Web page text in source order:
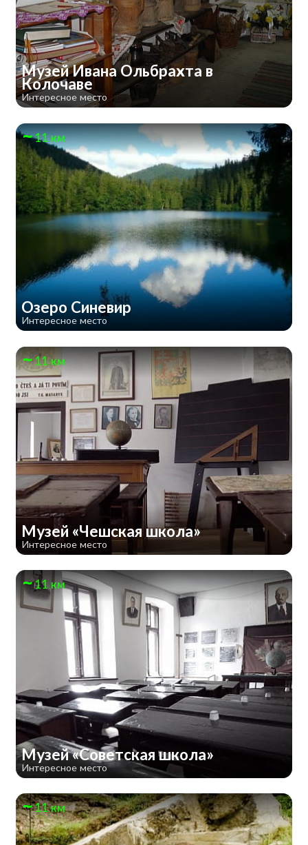
Музей Ивана Ольбрахта в
Колочаве
Интересное место
11 км
Озеро Синевир
Интересное место
11 км
Музей «Чешская школа»
Интересное место
11 км
Музей «Советская школа»
Интересное место
11 км